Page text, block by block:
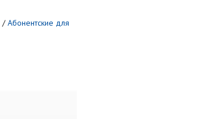
/Абонентские для